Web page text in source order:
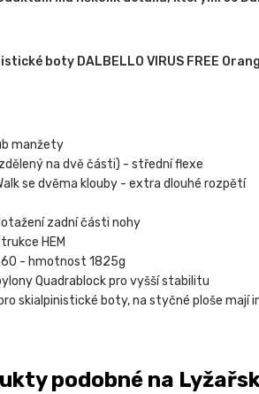
boty DALBELLO VIRUS FREE
manžety
na dvě části) - střední flexe
se dvěma klouby - extra dlouhé rozpětí
zadní části nohy
HEM
- hmotnost 1825g
Quadrablock pro vyšší stabilitu
skialpinistické boty, na styčné ploše
podobné na